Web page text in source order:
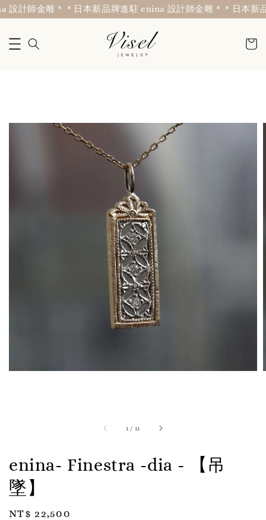
計師金雕＊＊日本新品牌進駐 enina 設計師金雕＊＊日本新品
1 / 11
enina- Finestra -dia - 【吊
墜】
Regular
NT$ 22,500